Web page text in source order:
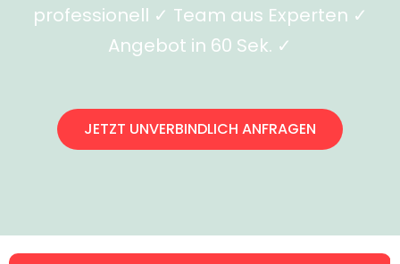
professionell ✓ Team aus Experten ✓
Angebot in 60 Sek. ✓
JETZT UNVERBINDLICH ANFRAGEN